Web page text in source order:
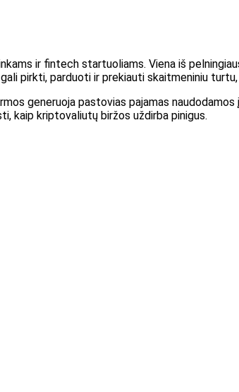
ir fintech startuoliams. Viena iš
pirkti, parduoti ir prekiauti skaitmeniniu
generuoja pastovias pajamas
kaip kriptovaliutų biržos uždirba pinigus.